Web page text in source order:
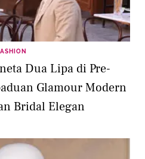
Dua Lipa di Pre-
Glamour Modern
Bridal Elegan